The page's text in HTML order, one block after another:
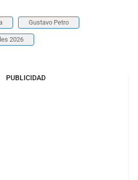
Gustavo Petro
2026
PUBLICIDAD